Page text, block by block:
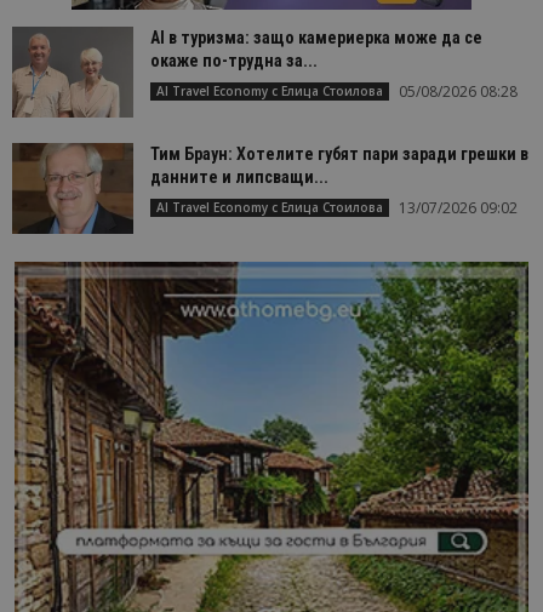
AI в туризма: защо камериерка може да се
окаже по-трудна за...
AI Travel Economy с Елица Стоилова 05/08/2026 08:28
Тим Браун: Хотелите губят пари заради грешки в
данните и липсващи...
AI Travel Economy с Елица Стоилова 13/07/2026 09:02